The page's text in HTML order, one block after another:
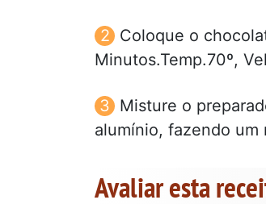
Coloque o
Minutos.Temp.70º,
Misture o
alumínio, fazendo
Avaliar esta